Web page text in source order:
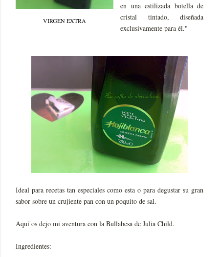
VIRGEN EXTRA
en una estilizada botella de
cristal tintado, diseñada
exclusivamente para él."
Ideal para recetas tan especiales como esta o para degustar su gran
sabor sobre un crujiente pan con un poquito de sal.
Aquí os dejo mi aventura con la Bullabesa de Julia Child.
Ingredientes: